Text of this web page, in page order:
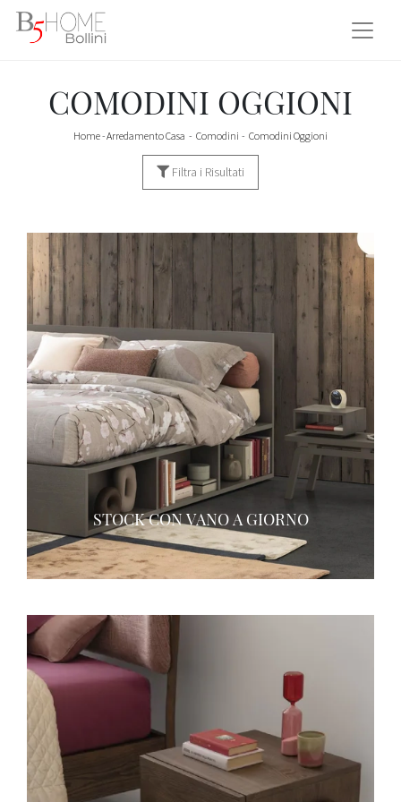
COMODINI OGGIONI
Home-Arredamento Casa - Comodini - Comodini Oggioni
Filtra i Risultati
STOCK CON VANO A GIORNO